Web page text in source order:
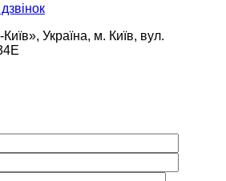
Україна, м. Київ, вул.